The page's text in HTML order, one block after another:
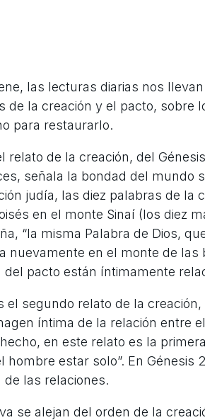
las lecturas diarias nos
de la creación y el pacto, sobre
para restaurarlo.
relato de la creación, del
señala la bondad del mundo
judía, las diez palabras de la
en el monte Sinaí (los diez
“la misma Palabra de Dios,
nuevamente en el monte de las
pacto están íntimamente
segundo relato de la
íntima de la relación entre
en este relato es la
hombre estar solo”. En
de las relaciones.
se alejan del orden de la